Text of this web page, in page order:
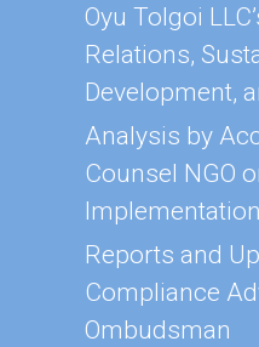
Oyu Tolgoi
Relations,
Development,
Analysis by
Counsel NGO
Reports and
Compliance
Ombudsman